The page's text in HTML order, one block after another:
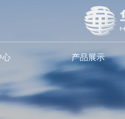
心 产品展示